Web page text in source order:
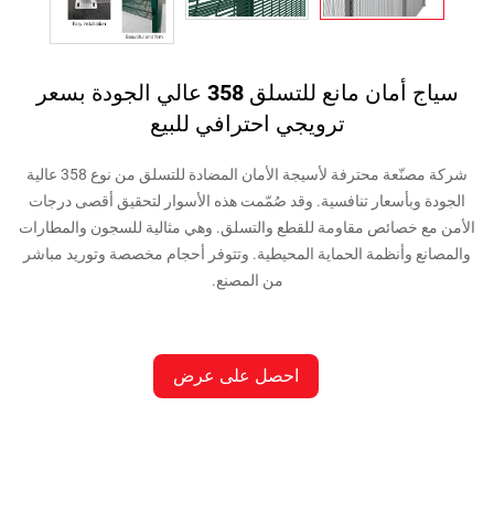
سياج أمان مانع للتسلق 358 عالي الجودة بسعر
ترويجي احترافي للبيع
شركة مصنّعة محترفة لأسيجة الأمان المضادة للتسلق من نوع 358 عالية
الجودة وبأسعار تنافسية. وقد صُمّمت هذه الأسوار لتحقيق أقصى درجات
مع خصائص مقاومة للقطع والتسلق. وهي مثالية للسجون والمطارات
وأنظمة الحماية المحيطية. وتتوفر أحجام مخصصة وتوريد مباشر
من المصنع.
احصل على عرض